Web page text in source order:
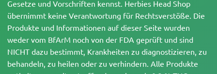
Gesetze und Vorschriften kennst. Herbies Head Shop
übernimmt keine Verantwortung für Rechtsverstöße. Die
Produkte und Informationen auf dieser Seite wurden
weder vom BfArM noch von der FDA geprüft und sind
NICHT dazu bestimmt, Krankheiten zu diagnostizieren, zu
behandeln, zu heilen oder zu verhindern. Alle Produkte